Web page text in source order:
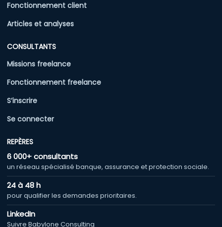
Fonctionnement client
Articles et analyses
CONSULTANTS
Missions freelance
Fonctionnement freelance
S’inscrire
Se connecter
REPÈRES
6 000+ consultants
un réseau spécialisé banque, assurance et protection sociale.
24 à 48 h
pour qualifier les demandes prioritaires.
LinkedIn
Suivre Babylone Consulting